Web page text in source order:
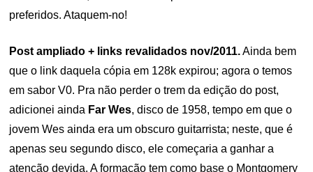
preferidos. Ataquem-no!
Post ampliado + links revalidados nov/2011.Ainda bem
que o link daquela cópia em 128k expirou; agora o temos
em sabor V0. Pra não perder o trem da edição do post,
adicionei ainda Far Wes, disco de 1958, tempo em que o
jovem Wes ainda era um obscuro guitarrista; neste, que é
apenas seu segundo disco, ele começaria a ganhar a
atenção devida. A formação tem como base o Montgomery